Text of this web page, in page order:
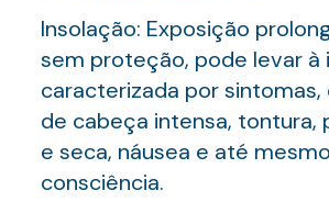
Insolação: Exposição
sem proteção, pode levar à
caracterizada por
de cabeça intensa, tontura,
e seca, náusea e até
consciência.